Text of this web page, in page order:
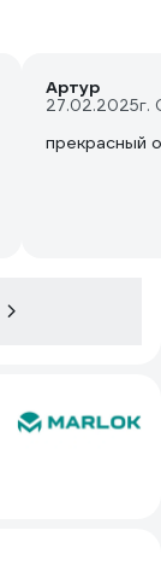
Артур
27.02.2025г.
прекрасный